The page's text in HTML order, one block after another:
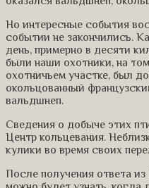
Но интересные события
событии не закончились.
день, примерно в десяти
были наши охотники, на
охотничьем участке, был
окольцованный
вальдшнеп.
Сведения о добыче этих
Центр кольцевания.
кулики во время своих
После получения ответа